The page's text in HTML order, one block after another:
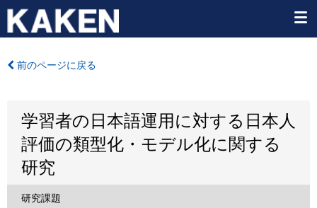
前のページに戻る
学習者の日本語運用に対する日本人
評価の類型化・モデル化に関する
研究
研究課題